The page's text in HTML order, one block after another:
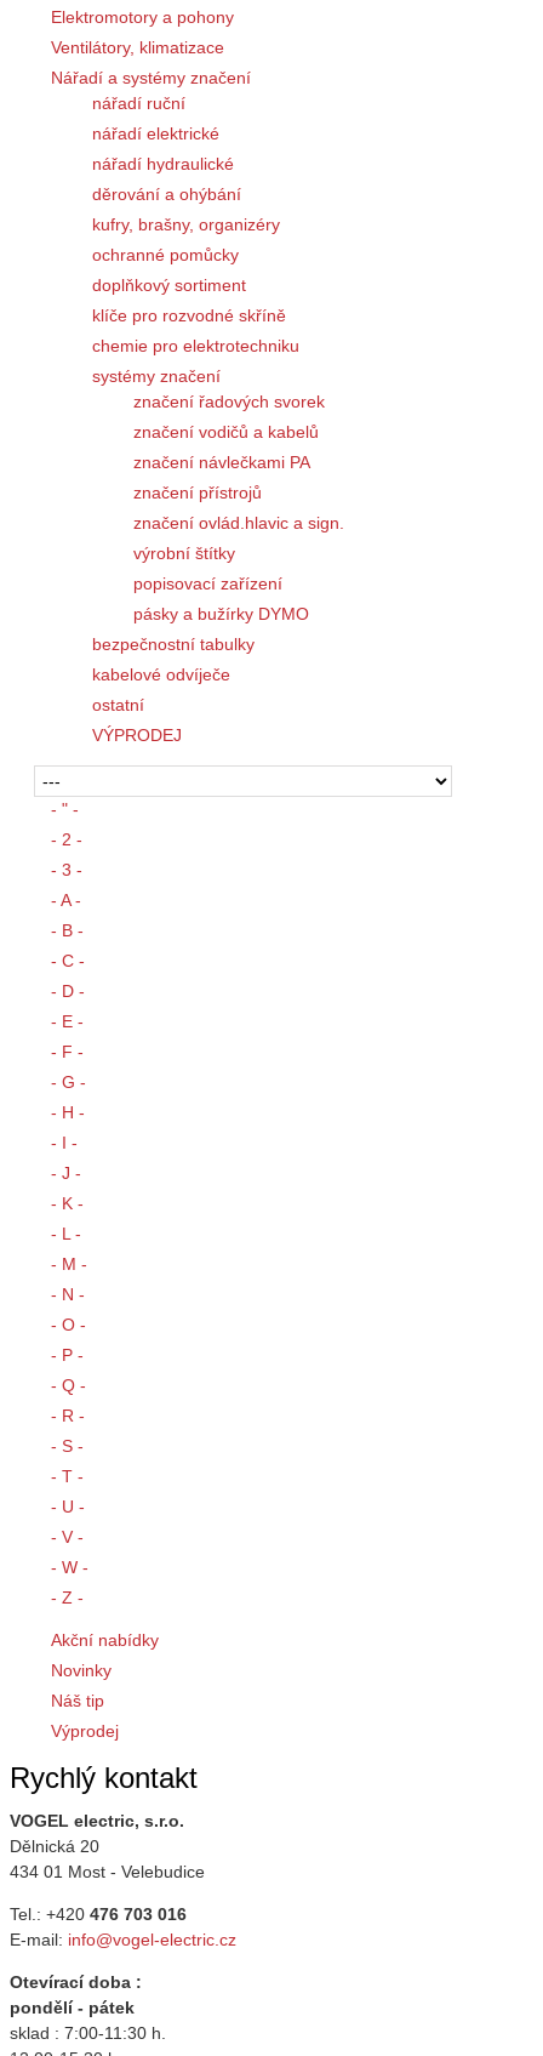
Elektromotory a pohony
Ventilátory, klimatizace
Nářadí a systémy značení
nářadí ruční
nářadí elektrické
nářadí hydraulické
děrování a ohýbání
kufry, brašny, organizéry
ochranné pomůcky
doplňkový sortiment
klíče pro rozvodné skříně
chemie pro elektrotechniku
systémy značení
značení řadových svorek
značení vodičů a kabelů
značení návlečkami PA
značení přístrojů
značení ovlád.hlavic a sign.
výrobní štítky
popisovací zařízení
pásky a bužírky DYMO
bezpečnostní tabulky
kabelové odvíječe
ostatní
VÝPRODEJ
- " -
- 2 -
- 3 -
- A -
- B -
- C -
- D -
- E -
- F -
- G -
- H -
- I -
- J -
- K -
- L -
- M -
- N -
- O -
- P -
- Q -
- R -
- S -
- T -
- U -
- V -
- W -
- Z -
Akční nabídky
Novinky
Náš tip
Výprodej
Rychlý kontakt
VOGEL electric, s.r.o.
Dělnická 20
434 01 Most - Velebudice
Tel.: +420 476 703 016
E-mail: info@vogel-electric.cz
Otevírací doba :
pondělí - pátek
sklad : 7:00-11:30 h.